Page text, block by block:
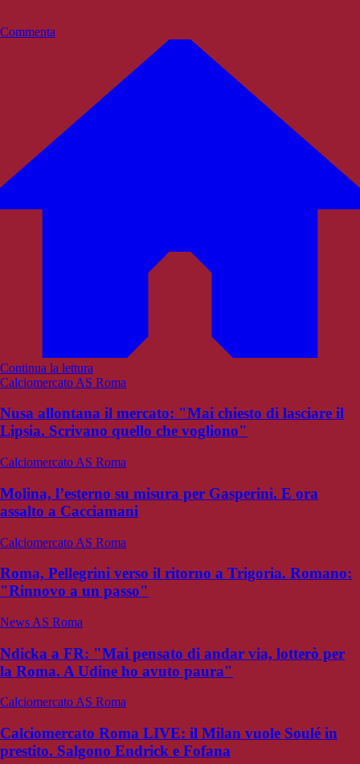
Commenta
Continua la lettura
Calciomercato AS Roma
Nusa allontana il mercato: "Mai chiesto di lasciare il
Lipsia. Scrivano quello che vogliono"
Calciomercato AS Roma
Molina, l’esterno su misura per Gasperini. E ora
assalto a Cacciamani
Calciomercato AS Roma
Roma, Pellegrini verso il ritorno a Trigoria. Romano:
"Rinnovo a un passo"
News AS Roma
Ndicka a FR: "Mai pensato di andar via, lotterò per
la Roma. A Udine ho avuto paura"
Calciomercato AS Roma
Calciomercato Roma LIVE: il Milan vuole Soulé in
prestito. Salgono Endrick e Fofana